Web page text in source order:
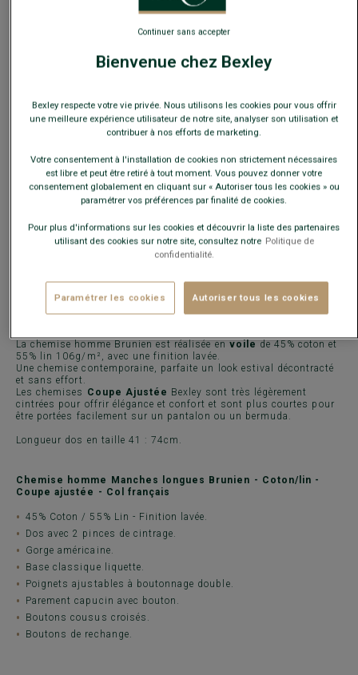
Guide des tailles
AJOUTER AU PANIER
Voir la disponibilité en magasin
Livré en 24h ouvrées avec Chronopost Express
(commandez avant 14h)
30 jours pour changer d'avis !
CARACTÉRISTIQUES MATIÈRE & FABRICATION
La chemise homme Brunien est réalisée en voile de 45% coton et
55% lin 106g/m², avec une finition lavée.
Une chemise contemporaine, parfaite un look estival décontracté
et sans effort.
Les chemises Coupe Ajustée Bexley sont très légèrement
cintrées pour offrir élégance et confort et sont plus courtes pour
être portées facilement sur un pantalon ou un bermuda.
Longueur dos en taille 41 : 74cm.
Chemise homme Manches longues Brunien - Coton/lin -
Coupe ajustée - Col français
45% Coton / 55% Lin - Finition lavée.
Dos avec 2 pinces de cintrage.
Gorge américaine.
Base classique liquette.
Poignets ajustables à boutonnage double.
Parement capucin avec bouton.
Boutons cousus croisés.
Boutons de rechange.
Bienvenue chez Bexley
Bexley respecte votre vie privée. Nous utilisons les cookies pour vous offrir
une meilleure expérience utilisateur de notre site, analyser son utilisation et
contribuer à nos efforts de marketing.
Votre consentement à l'installation de cookies non strictement nécessaires
est libre et peut être retiré à tout moment. Vous pouvez donner votre
consentement globalement en cliquant sur « Autoriser tous les cookies » ou
paramétrer vos préférences par finalité de cookies.
Pour plus d'informations sur les cookies et découvrir la liste des partenaires
utilisant des cookies sur notre site, consultez notre Politique de
confidentialité.
Paramétrer les cookies Autoriser tous les cookies
Continuer sans accepter